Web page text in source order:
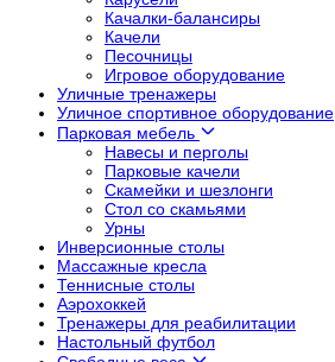
Качалки-балансиры
Качели
Песочницы
Игровое оборудование
Уличные тренажеры
Уличное спортивное оборудование
Парковая мебель
Навесы и перголы
Парковые качели
Скамейки и шезлонги
Стол со скамьями
Урны
Инверсионные столы
Массажные кресла
Теннисные столы
Аэрохоккей
Тренажеры для реабилитации
Настольный футбол